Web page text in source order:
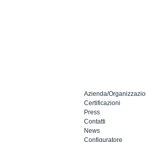
Azienda/
Certificazioni
Press
Contatti
News
Configuratore